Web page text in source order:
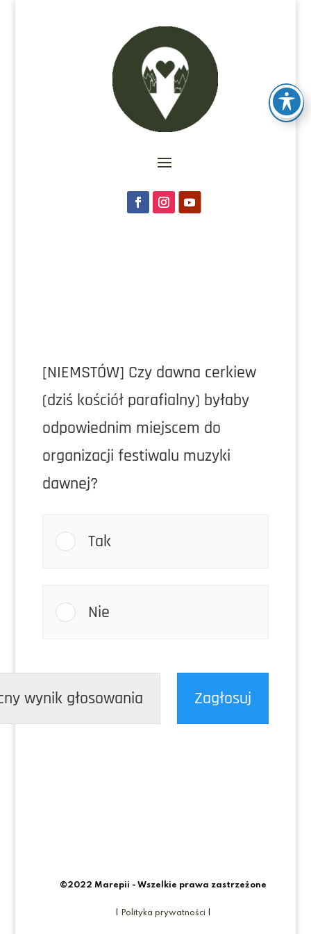
[NIEMSTÓW] Czy dawna cerkiew
(dziś kościół parafialny) byłaby
odpowiednim miejscem do
organizacji festiwalu muzyki
dawnej?
Tak
Nie
wynik głosowania Zagłosuj
©2022 Marepii - Wszelkie prawa zastrzeżone
Polityka prywatności|